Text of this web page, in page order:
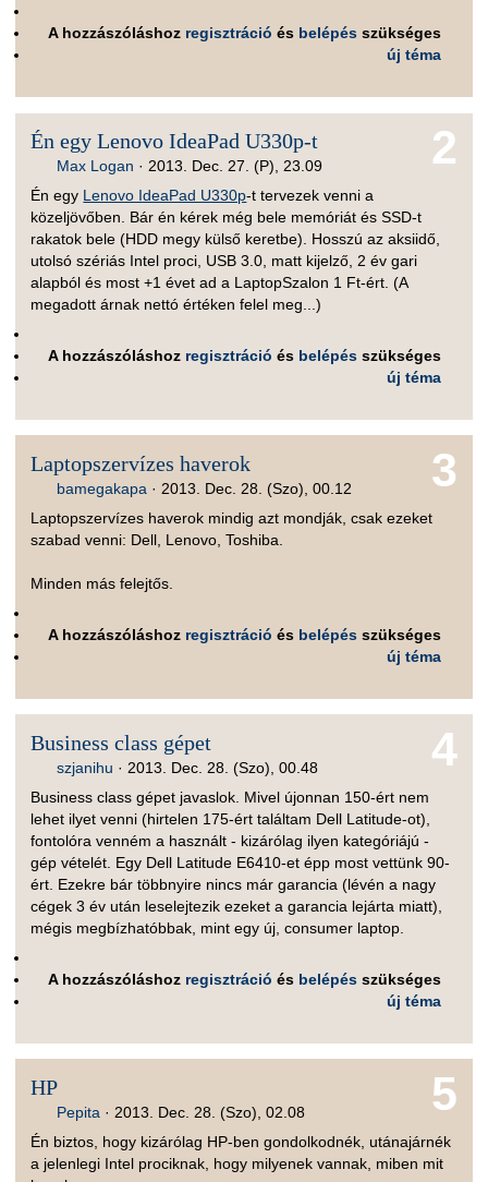
A hozzászóláshoz regisztráció és belépés szükséges
új téma
2
Én egy Lenovo IdeaPad U330p-t
Max Logan · 2013. Dec. 27. (P), 23.09
Én egy Lenovo IdeaPad U330p-t tervezek venni a
közeljövőben. Bár én kérek még bele memóriát és SSD-t
rakatok bele (HDD megy külső keretbe). Hosszú az aksiidő,
utolsó szériás Intel proci, USB 3.0, matt kijelző, 2 év gari
alapból és most +1 évet ad a LaptopSzalon 1 Ft-ért. (A
megadott árnak nettó értéken felel meg...)
A hozzászóláshoz regisztráció és belépés szükséges
új téma
3
Laptopszervízes haverok
bamegakapa · 2013. Dec. 28. (Szo), 00.12
Laptopszervízes haverok mindig azt mondják, csak ezeket
szabad venni: Dell, Lenovo, Toshiba.
Minden más felejtős.
A hozzászóláshoz regisztráció és belépés szükséges
új téma
4
Business class gépet
szjanihu · 2013. Dec. 28. (Szo), 00.48
Business class gépet javaslok. Mivel újonnan 150-ért nem
lehet ilyet venni (hirtelen 175-ért találtam Dell Latitude-ot),
fontolóra venném a használt - kizárólag ilyen kategóriájú -
gép vételét. Egy Dell Latitude E6410-et épp most vettünk 90-
ért. Ezekre bár többnyire nincs már garancia (lévén a nagy
cégek 3 év után leselejtezik ezeket a garancia lejárta miatt),
mégis megbízhatóbbak, mint egy új, consumer laptop.
A hozzászóláshoz regisztráció és belépés szükséges
új téma
5
HP
Pepita · 2013. Dec. 28. (Szo), 02.08
Én biztos, hogy kizárólag HP-ben gondolkodnék, utánajárnék
a jelenlegi Intel prociknak, hogy milyenek vannak, miben mit